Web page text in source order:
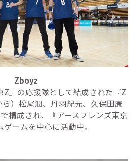
Zboyz
Z』の応援隊として結成された『Z
）松尾潤、丹羽紀元、久保田康
構成され、『アースフレンズ東京
ームを中心に活動中。